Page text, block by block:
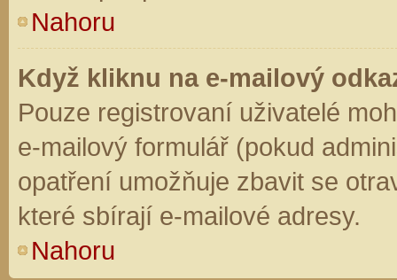
Nahoru
Když kliknu na e-mailový
Pouze registrovaní uživatelé
e-mailový formulář (pokud
opatření umožňuje zbavit se
které sbírají e-mailové adresy.
Nahoru